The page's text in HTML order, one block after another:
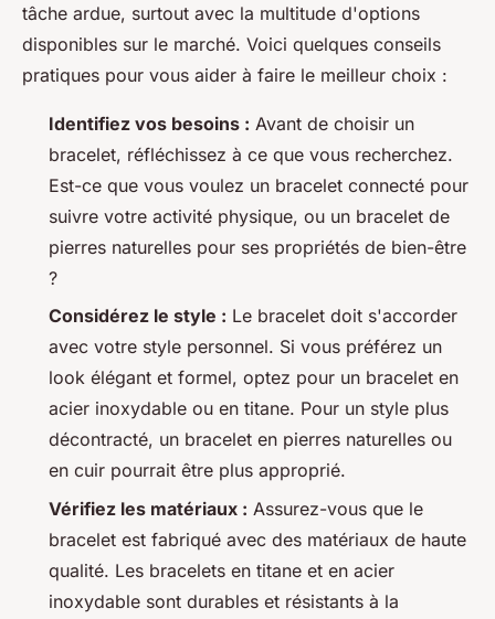
tâche ardue, surtout avec la multitude d'options
disponibles sur le marché. Voici quelques conseils
pratiques pour vous aider à faire le meilleur choix :
Identifiez vos besoins : Avant de choisir un
bracelet, réfléchissez à ce que vous recherchez.
Est-ce que vous voulez un bracelet connecté pour
suivre votre activité physique, ou un bracelet de
pierres naturelles pour ses propriétés de bien-être
?
Considérez le style : Le bracelet doit s'accorder
avec votre style personnel. Si vous préférez un
look élégant et formel, optez pour un bracelet en
acier inoxydable ou en titane. Pour un style plus
décontracté, un bracelet en pierres naturelles ou
en cuir pourrait être plus approprié.
Vérifiez les matériaux : Assurez-vous que le
bracelet est fabriqué avec des matériaux de haute
qualité. Les bracelets en titane et en acier
inoxydable sont durables et résistants à la